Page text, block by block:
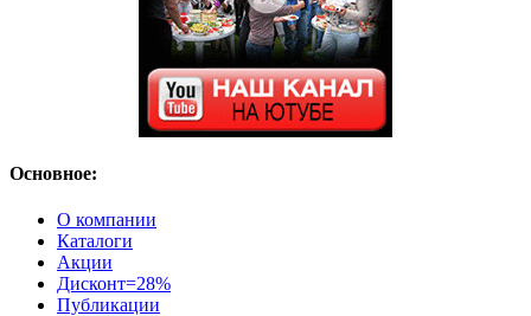
Основное:
О компании
Каталоги
Акции
Дисконт=28%
Публикации